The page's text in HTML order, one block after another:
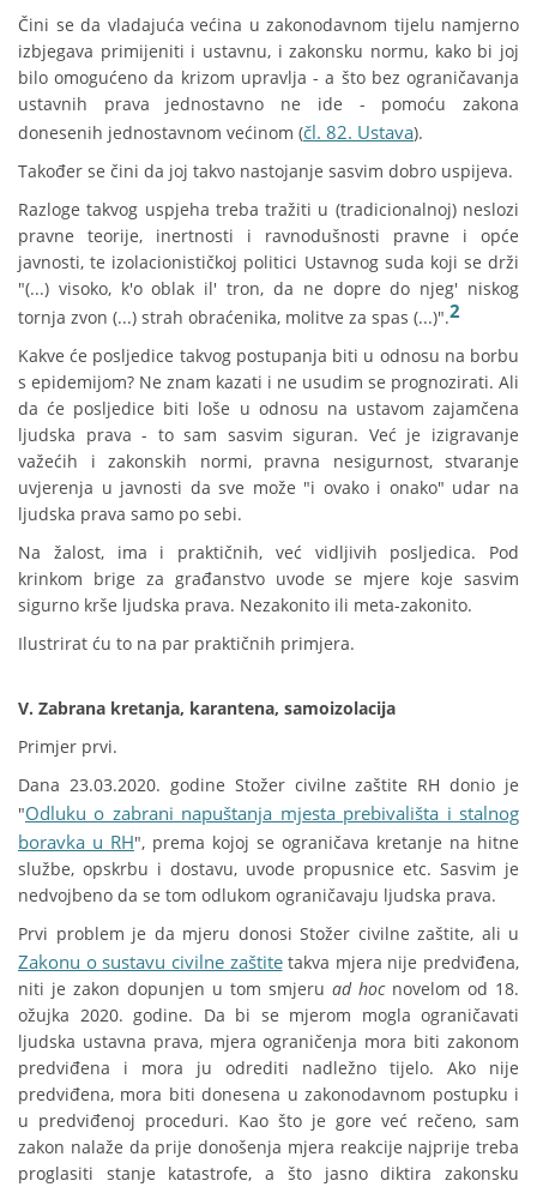
Čini se da vladajuća većina u zakonodavnom tijelu namjerno
izbjegava primijeniti i ustavnu, i zakonsku normu, kako bi joj
bilo omogućeno da krizom upravlja - a što bez ograničavanja
ustavnih prava jednostavno ne ide - pomoću zakona
donesenih jednostavnom većinom (čl. 82. Ustava).
Također se čini da joj takvo nastojanje sasvim dobro uspijeva.
Razloge takvog uspjeha treba tražiti u (tradicionalnoj) neslozi
pravne teorije, inertnosti i ravnodušnosti pravne i opće
javnosti, te izolacionističkoj politici Ustavnog suda koji se drži
"(...) visoko, k'o oblak il' tron, da ne dopre do njeg' niskog
tornja zvon (...) strah obraćenika, molitve za spas (...)".2
Kakve će posljedice takvog postupanja biti u odnosu na borbu
s epidemijom? Ne znam kazati i ne usudim se prognozirati. Ali
da će posljedice biti loše u odnosu na ustavom zajamčena
ljudska prava - to sam sasvim siguran. Već je izigravanje
važećih i zakonskih normi, pravna nesigurnost, stvaranje
uvjerenja u javnosti da sve može "i ovako i onako" udar na
ljudska prava samo po sebi.
Na žalost, ima i praktičnih, već vidljivih posljedica. Pod
krinkom brige za građanstvo uvode se mjere koje sasvim
sigurno krše ljudska prava. Nezakonito ili meta-zakonito.
Ilustrirat ću to na par praktičnih primjera.
V. Zabrana kretanja, karantena, samoizolacija
Primjer prvi.
Dana 23.03.2020. godine Stožer civilne zaštite RH donio je
"Odluku o zabrani napuštanja mjesta prebivališta i stalnog
boravka u RH", prema kojoj se ograničava kretanje na hitne
službe, opskrbu i dostavu, uvode propusnice etc. Sasvim je
nedvojbeno da se tom odlukom ograničavaju ljudska prava.
Prvi problem je da mjeru donosi Stožer civilne zaštite, ali u
Zakonu o sustavu civilne zaštitetakva mjera nije predviđena,
niti je zakon dopunjen u tom smjeru ad hocnovelom od 18.
ožujka 2020. godine. Da bi se mjerom mogla ograničavati
ljudska ustavna prava, mjera ograničenja mora biti zakonom
predviđena i mora ju odrediti nadležno tijelo. Ako nije
predviđena, mora biti donesena u zakonodavnom postupku i
u predviđenoj proceduri. Kao što je gore već rečeno, sam
zakon nalaže da prije donošenja mjera reakcije najprije treba
proglasiti stanje katastrofe, a što jasno diktira zakonsku